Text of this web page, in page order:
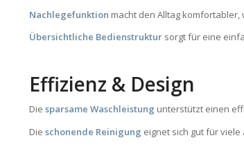
Nachlegefunktion macht den Alltag
Übersichtliche Bedienstruktur sorgt für eine
Effizienz & Design
Diesparsame Waschleistung unterstützt einen
Dieschonende Reinigung eignet sich gut für